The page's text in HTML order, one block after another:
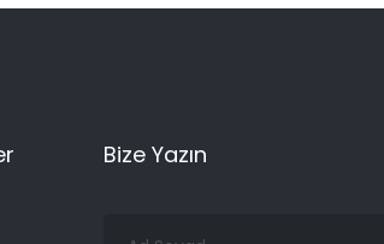
Bize Yazın